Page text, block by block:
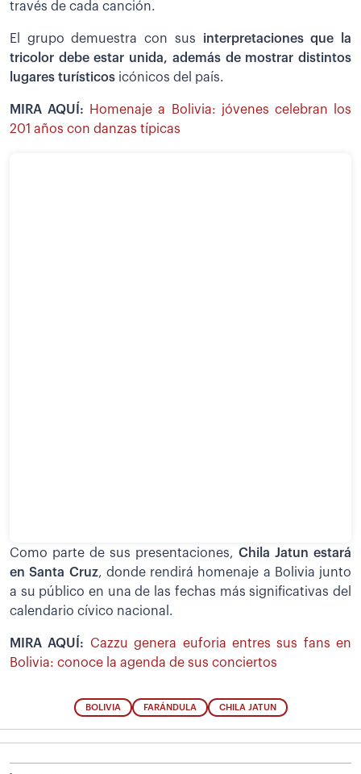
través de cada canción.
El grupo demuestra con sus interpretaciones que la
tricolor debe estar unida, además de mostrar distintos
lugares turísticos icónicos del país.
MIRA AQUÍ:
Homenaje a Bolivia: jóvenes celebran los
201 años con danzas típicas
Como parte de sus presentaciones, Chila Jatun estará
en Santa Cruz, donde rendirá homenaje a Bolivia junto
a su público en una de las fechas más significativas del
calendario cívico nacional.
MIRA AQUÍ: Cazzu genera euforia entres sus fans en
Bolivia: conoce la agenda de sus conciertos
BOLIVIA FARÁNDULA CHILA JATUN